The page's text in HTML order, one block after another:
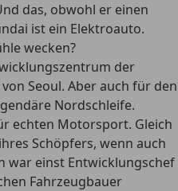
das, obwohl er einen
ist ein Elektroauto.
wecken?
der
Seoul. Aber auch für den
Nordschleife.
echten Motorsport. Gleich
Schöpfers, wenn auch
war einst Entwicklungschef
Fahrzeugbauer